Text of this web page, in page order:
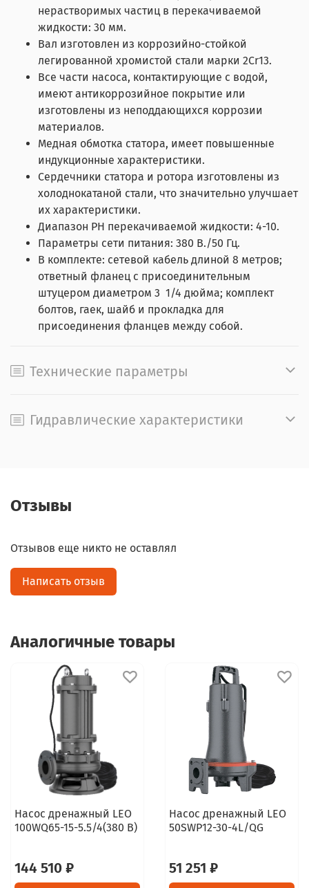
нерастворимых частиц в перекачиваемой
жидкости: 30 мм.
Вал изготовлен из коррозийно-стойкой
легированной хромистой стали марки 2Cr13.
Все части насоса, контактирующие с водой,
имеют антикоррозийное покрытие или
изготовлены из неподдающихся коррозии
материалов.
Медная обмотка статора, имеет повышенные
индукционные характеристики.
Сердечники статора и ротора изготовлены из
холоднокатаной стали, что значительно улучшает
их характеристики.
Диапазон РН перекачиваемой жидкости: 4-10.
Параметры сети питания: 380 В./50 Гц.
В комплекте: сетевой кабель длиной 8 метров;
ответный фланец с присоединительным
штуцером диаметром 3 1/4 дюйма; комплект
болтов, гаек, шайб и прокладка для
присоединения фланцев между собой.
Технические параметры
Гидравлические характеристики
Отзывы
Отзывов еще никто не оставлял
Написать отзыв
Аналогичные товары
Насос дренажный LEO
100WQ65-15-5.5/4(380 В)
144 510 ₽
Насос дренажный LEO
50SWP12-30-4L/QG
51 251 ₽